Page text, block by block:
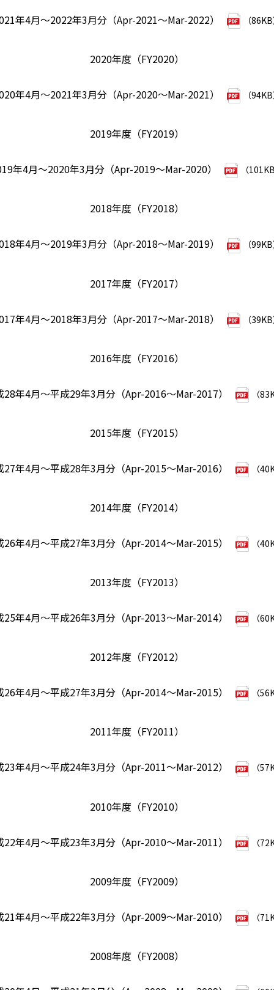
年4月～2022年3月分（Apr-2021～Mar-2022） （
2020年度（FY2020）
年4月～2021年3月分（Apr-2020～Mar-2021） （
2019年度（FY2019）
年4月～2020年3月分（Apr-2019～Mar-2020） （
2018年度（FY2018）
年4月～2019年3月分（Apr-2018～Mar-2019） （
2017年度（FY2017）
年4月～2018年3月分（Apr-2017～Mar-2018） （
2016年度（FY2016）
28年4月～平成29年3月分（Apr-2016～Mar-2017） （
2015年度（FY2015）
27年4月～平成28年3月分（Apr-2015～Mar-2016） （
2014年度（FY2014）
26年4月～平成27年3月分（Apr-2014～Mar-2015） （
2013年度（FY2013）
25年4月～平成26年3月分（Apr-2013～Mar-2014） （
2012年度（FY2012）
26年4月～平成27年3月分（Apr-2014～Mar-2015） （
2011年度（FY2011）
23年4月～平成24年3月分（Apr-2011～Mar-2012） （
2010年度（FY2010）
22年4月～平成23年3月分（Apr-2010～Mar-2011） （
2009年度（FY2009）
21年4月～平成22年3月分（Apr-2009～Mar-2010） （
2008年度（FY2008）